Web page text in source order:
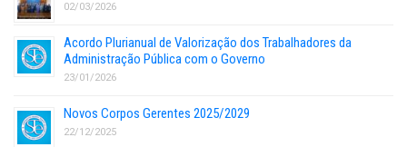
02/03/2026
Acordo Plurianual de Valorização dos Trabalhadores da
Administração Pública com o Governo
23/01/2026
Novos Corpos Gerentes 2025/2029
22/12/2025